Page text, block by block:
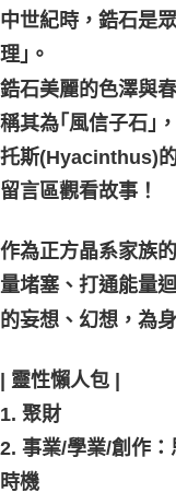
中世紀時，鋯石是
理｣。
鋯石美麗的色澤與
稱其為｢風信子石｣
托斯(Hyacinthus)
留言區觀看故事！
作為正方晶系家族
量堵塞、打通能量
的妄想、幻想，為
| 靈性懶人包 |
1. 聚財
2. 事業/學業/創作
時機